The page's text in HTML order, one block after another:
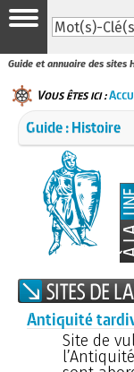
Guide et annuaire des sites
Vous êtes ici :
Guide : Histoire
Antiquité
Site de